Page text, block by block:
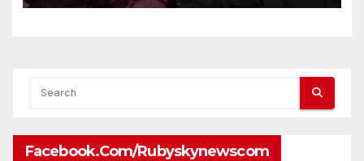
ambassadors and military
Facebook.com/rubyskynewscom